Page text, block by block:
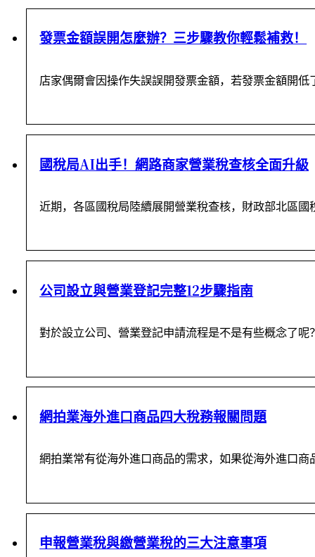
發票金額誤開怎麼辦？三步驟教你輕鬆補救！
店家偶爾會因操作失誤誤開發票金額，若發票金額開
國稅局AI出手！網路商家營業稅查核全面升級
近期，各區國稅局陸續展開營業稅查核，財政部北區
公司設立與營業登記完整12步驟指南
對於設立公司、營業登記申請流程是不是有些概念了
網拍業海外進口商品四大稅務報關問題
網拍業常有從海外進口商品的需求，如果從海外進口
申報營業稅與繳營業稅的三大注意事項